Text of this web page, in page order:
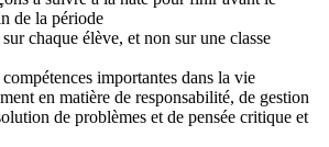
de la période
chaque élève, et non sur une classe
importantes dans la vie
en matière de responsabilité, de gestion
de problèmes et de pensée critique et